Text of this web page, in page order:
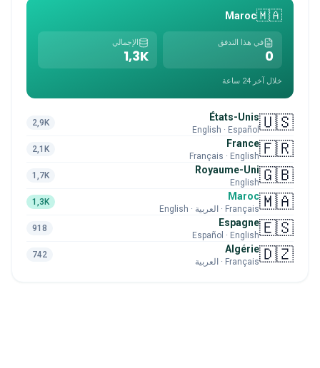
🇲🇦
Maroc
في هذا التدفق
0
الإجمالي
1,3K
خلال آخر 24 ساعة
🇺🇸
États-Unis
English · Español
2,9K
🇫🇷
France
Français · English
2,1K
🇬🇧
Royaume-Uni
English
1,7K
🇲🇦
Maroc
Français · العربية · English
1,3K
🇪🇸
Espagne
Español · English
918
🇩🇿
Algérie
Français · العربية
742